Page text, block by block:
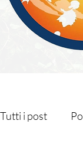
Tutti i post